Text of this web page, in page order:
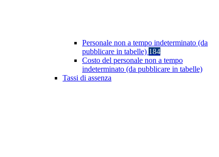
Personale non a tempo indeterminato (da
pubblicare in tabelle) 184
Costo del personale non a tempo
indeterminato (da pubblicare in tabelle)
Tassi di assenza